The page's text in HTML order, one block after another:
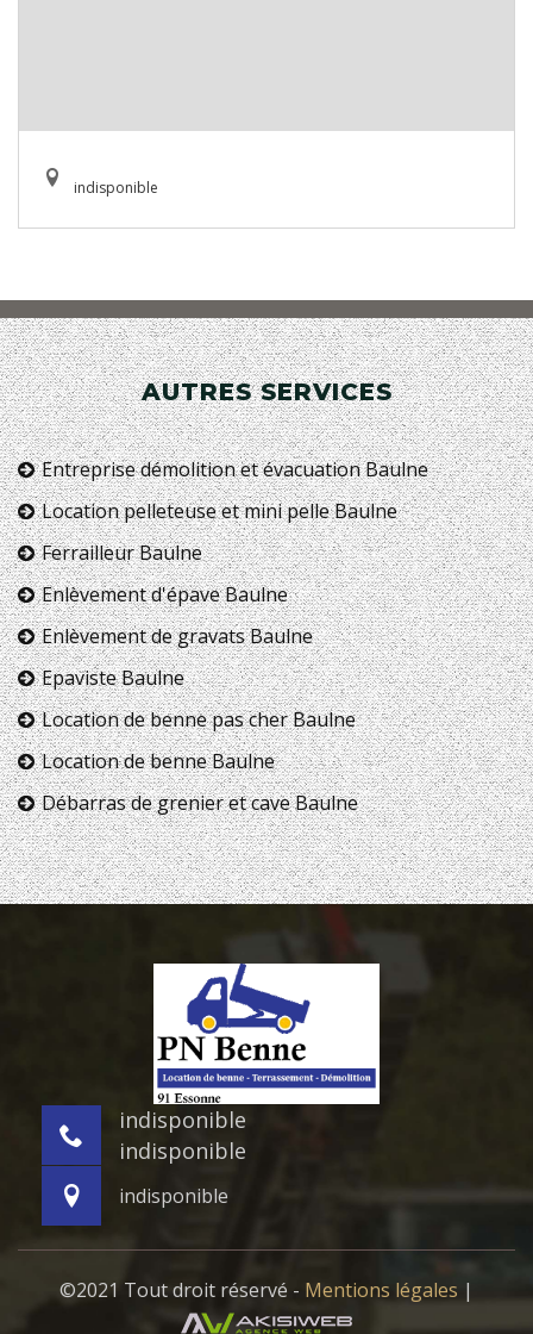
indisponible
AUTRES SERVICES
Entreprise démolition et évacuation Baulne
Location pelleteuse et mini pelle Baulne
Ferrailleur Baulne
Enlèvement d'épave Baulne
Enlèvement de gravats Baulne
Epaviste Baulne
Location de benne pas cher Baulne
Location de benne Baulne
Débarras de grenier et cave Baulne
indisponible
indisponible
indisponible
©2021 Tout droit réservé - Mentions légales |